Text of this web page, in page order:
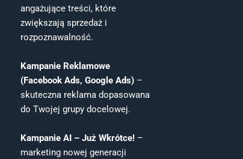
angażujące treści, które
zwiększają sprzedaż i
rozpoznawalność.
Kampanie Reklamowe
(Facebook Ads, Google Ads)–
skuteczna reklama dopasowana
do Twojej grupy docelowej.
Kampanie AI – Już Wkrótce!–
marketing nowej generacji